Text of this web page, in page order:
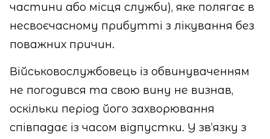
частини або місця служби), яке полягає в
несвоєчасному прибутті з лікування без
поважних причин.
Військовослужбовець із обвинуваченням
не погодився та свою вину не визнав,
оскільки період його захворювання
співпадає із часом відпустки. У зв’язку з